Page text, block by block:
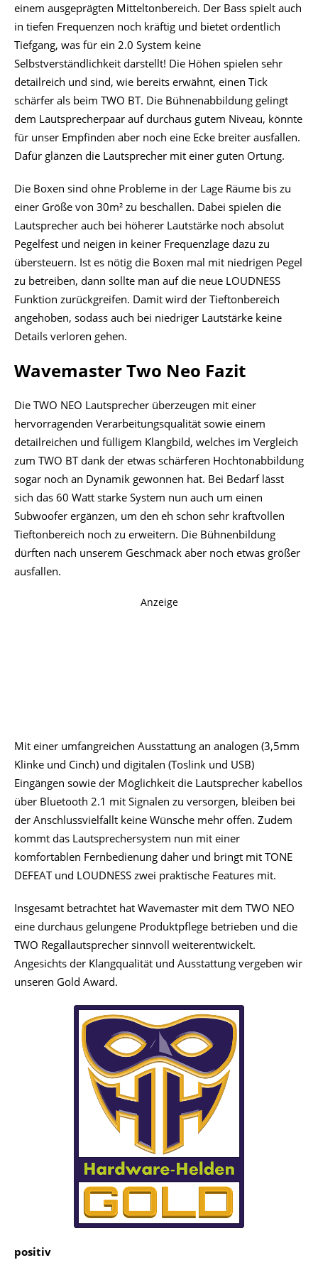
einem ausgeprägten Mitteltonbereich. Der Bass spielt auch
in tiefen Frequenzen noch kräftig und bietet ordentlich
Tiefgang, was für ein 2.0 System keine
Selbstverständlichkeit darstellt! Die Höhen spielen sehr
detailreich und sind, wie bereits erwähnt, einen Tick
schärfer als beim TWO BT. Die Bühnenabbildung gelingt
dem Lautsprecherpaar auf durchaus gutem Niveau, könnte
für unser Empfinden aber noch eine Ecke breiter ausfallen.
Dafür glänzen die Lautsprecher mit einer guten Ortung.
Die Boxen sind ohne Probleme in der Lage Räume bis zu
einer Größe von 30m² zu beschallen. Dabei spielen die
Lautsprecher auch bei höherer Lautstärke noch absolut
Pegelfest und neigen in keiner Frequenzlage dazu zu
übersteuern. Ist es nötig die Boxen mal mit niedrigen Pegel
zu betreiben, dann sollte man auf die neue LOUDNESS
Funktion zurückgreifen. Damit wird der Tieftonbereich
angehoben, sodass auch bei niedriger Lautstärke keine
Details verloren gehen.
Wavemaster Two Neo Fazit
Die TWO NEO Lautsprecher überzeugen mit einer
hervorragenden Verarbeitungsqualität sowie einem
detailreichen und fülligem Klangbild, welches im Vergleich
zum TWO BT dank der etwas schärferen Hochtonabbildung
sogar noch an Dynamik gewonnen hat. Bei Bedarf lässt
sich das 60 Watt starke System nun auch um einen
Subwoofer ergänzen, um den eh schon sehr kraftvollen
Tieftonbereich noch zu erweitern. Die Bühnenbildung
dürften nach unserem Geschmack aber noch etwas größer
ausfallen.
Anzeige
Mit einer umfangreichen Ausstattung an analogen (3,5mm
Klinke und Cinch) und digitalen (Toslink und USB)
Eingängen sowie der Möglichkeit die Lautsprecher kabellos
über Bluetooth 2.1 mit Signalen zu versorgen, bleiben bei
der Anschlussvielfallt keine Wünsche mehr offen. Zudem
kommt das Lautsprechersystem nun mit einer
komfortablen Fernbedienung daher und bringt mit TONE
DEFEAT und LOUDNESS zwei praktische Features mit.
Insgesamt betrachtet hat Wavemaster mit dem TWO NEO
eine durchaus gelungene Produktpflege betrieben und die
TWO Regallautsprecher sinnvoll weiterentwickelt.
Angesichts der Klangqualität und Ausstattung vergeben wir
unseren Gold Award.
positiv